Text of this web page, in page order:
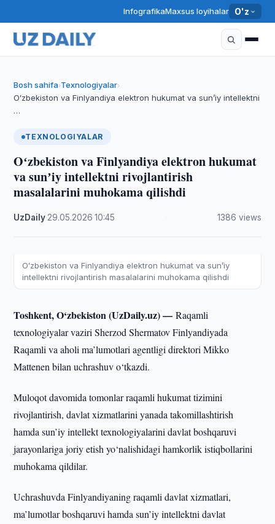
InfografikaMaxsus loyihalar O'z
Bosh sahifa›Texnologiyalar›
Oʻzbekiston va Finlyandiya elektron hukumat va sunʼiy intellektni
…
TEXNOLOGIYALAR
Oʻzbekiston va Finlyandiya elektron hukumat
va sunʼiy intellektni rivojlantirish
masalalarini muhokama qilishdi
UzDaily 29.05.2026 ·10:45 1386 views
Oʻzbekiston va Finlyandiya elektron hukumat va sunʼiy
intellektni rivojlantirish masalalarini muhokama qilishdi
Toshkent, O‘zbekiston (UzDaily.uz) —Raqamli
texnologiyalar vaziri Sherzod Shermatov Finlyandiyada
Raqamli va aholi ma’lumotlari agentligi direktori Mikko
Mattenen bilan uchrashuv o‘tkazdi.
Muloqot davomida tomonlar raqamli hukumat tizimini
rivojlantirish, davlat xizmatlarini yanada takomillashtirish
hamda sun’iy intellekt texnologiyalarini davlat boshqaruvi
jarayonlariga joriy etish yo‘nalishidagi hamkorlik istiqbollarini
muhokama qildilar.
Uchrashuvda Finlyandiyaning raqamli davlat xizmatlari,
ma’lumotlar boshqaruvi hamda sun’iy intellektni davlat